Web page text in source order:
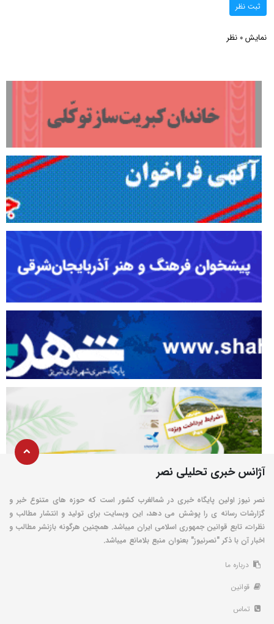
ثبت نظر
نمایش 0 نظر
آژانس خبری تحلیلی نصر
نصر نیوز اولین پایگاه خبری در شمالغرب کشور است که حوزه های متنوع خبر و
گزارشات رسانه ی را پوشش می دهد، این وبسایت برای تولید و انتشار مطالب و
نظرات، تابع قوانین جمهوری اسلامی ایران میباشد. همچنین هرگونه بازنشر مطالب و
اخبار آن با ذکر "نصرنیوز" بعنوان منبع بلامانع میباشد.
درباره ما
قوانین
تماس